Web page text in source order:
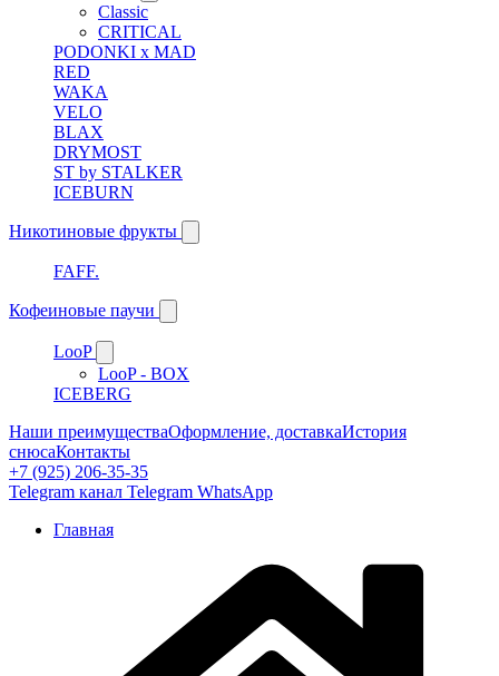
Classic
CRITICAL
PODONKI x MAD
RED
WAKA
VELO
BLAX
DRYMOST
ST by STALKER
ICEBURN
Никотиновые фрукты
FAFF.
Кофеиновые паучи
LooP
LooP - BOX
ICEBERG
Наши преимуществаОформление, доставкаИстория
снюсаКонтакты
+7 (925) 206-35-35
Telegram канал Telegram WhatsApp
Главная